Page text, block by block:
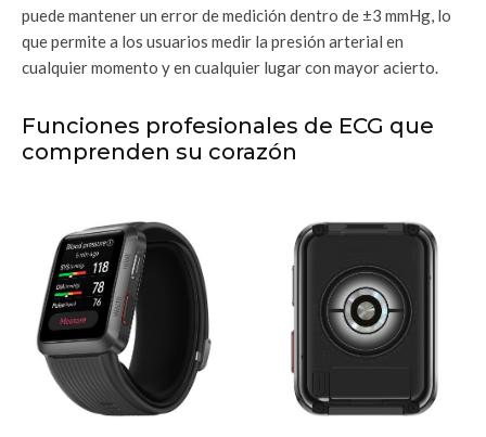
puede mantener un error de medición dentro de ±3 mmHg, lo
que permite a los usuarios medir la presión arterial en
cualquier momento y en cualquier lugar con mayor acierto.
Funciones profesionales de ECG que
comprenden su corazón